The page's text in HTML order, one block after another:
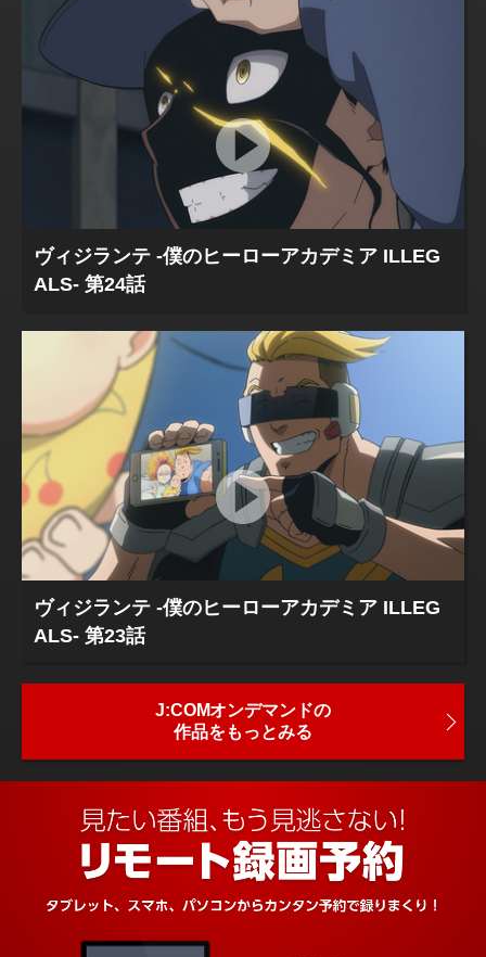
ヴィジランテ -僕のヒーローアカデミア ILLEG
ALS- 第24話
ヴィジランテ -僕のヒーローアカデミア ILLEG
ALS- 第23話
J:COMオンデマンドの
作品をもっとみる